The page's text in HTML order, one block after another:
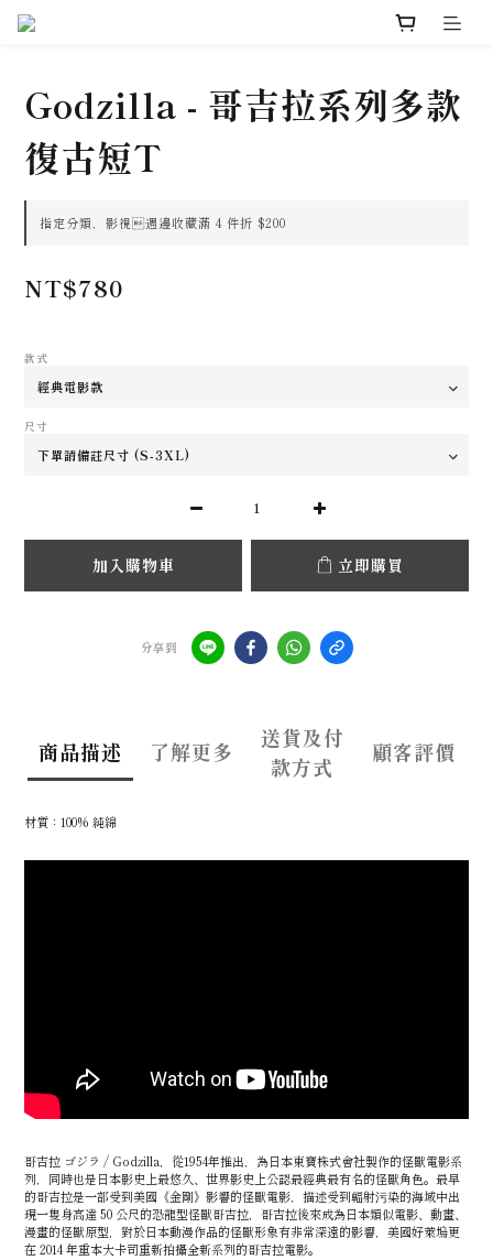
Godzilla - 哥吉拉系列多款
復古短T
指定分類，影視週邊收藏滿 4 件折 $200
NT$780
款式
尺寸
加入購物車 立即購買
分享到
商品描述 了解更多
送貨及付
款方式
顧客評價
材質：100% 純綿
哥吉拉 ゴジラ / Godzilla，從1954年推出，為日本東寶株式會社製作的怪獸電影系
列，同時也是日本影史上最悠久、世界影史上公認最經典最有名的怪獸角色。最早
的哥吉拉是一部受到美國《金剛》影響的怪獸電影，描述受到輻射污染的海域中出
現一隻身高達 50 公尺的恐龍型怪獸哥吉拉，哥吉拉後來成為日本類似電影、動畫、
漫畫的怪獸原型，對於日本動漫作品的怪獸形象有非常深遠的影響，美國好萊塢更
在 2014 年重本大卡司重新拍攝全新系列的哥吉拉電影。